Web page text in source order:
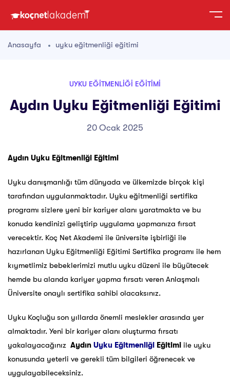
Anasayfa uyku eğitmenliği eğitimi
UYKU EĞITMENLIĞI EĞITIMI
Aydın Uyku Eğitmenliği Eğitimi
20 Ocak 2025
Aydın Uyku Eğitmenliği Eğitimi
Uyku danışmanlığı tüm dünyada ve ülkemizde birçok kişi
tarafından uygulanmaktadır. Uyku eğitmenliği sertifika
programı sizlere yeni bir kariyer alanı yaratmakta ve bu
konuda kendinizi geliştirip uygulama yapmanıza fırsat
verecektir. Koç Net Akademi ile üniversite işbirliği ile
hazırlanan Uyku Eğitmenliği Eğitimi Sertifika programı ile hem
kıymetlimiz bebeklerimizi mutlu uyku düzeni ile büyütecek
hemde bu alanda kariyer yapma fırsatı veren Anlaşmalı
Üniversite onaylı sertifika sahibi olacaksınız.
Uyku Koçluğu son yıllarda önemli meslekler arasında yer
almaktadır. Yeni bir kariyer alanı oluşturma fırsatı
yakalayacağınız Aydın Uyku Eğitmenliği Eğitimi ile uyku
konusunda yeterli ve gerekli tüm bilgileri öğrenecek ve
uygulayabileceksiniz.